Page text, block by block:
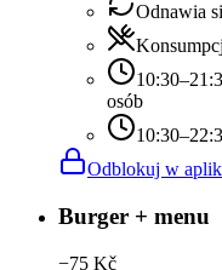
Odnawia
osób
Odblokuj w
Burger + menu
−75 Kč